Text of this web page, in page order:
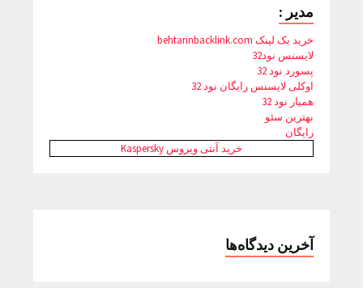
مدیر :
خرید بک لینک behtarinbacklink.com
لایسنس نود32
پسورد نود 32
اوکلی لایسنس رایگان نود 32
همیار نود 32
بهترین سئو
رایگان
خرید آنتی ویروس Kaspersky
آخرین دیدگاه‌ها